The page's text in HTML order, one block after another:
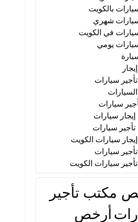
بالكويت
شهري
في الكويت
يومي
سيارات
سيارات
سيارات
سيارات
سيارات الكويت
سيارات
سيارات الكويت
مكتب تأجير
أرخص